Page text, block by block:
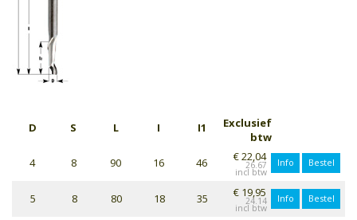
D S L I I1
Exclusief
btw
4
8 90 16 46 € 22,04
26.67 Info Bestel
5 8 80 18 35 € 19,95
24.14 Info Bestel